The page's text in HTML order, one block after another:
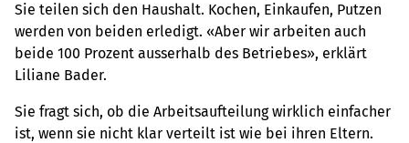
Sie teilen sich den Haushalt. Kochen, Einkaufen, Putzen
werden von beiden erledigt. «Aber wir arbeiten auch
beide 100 Prozent ausserhalb des Betriebes», erklärt
Liliane Bader.
Sie fragt sich, ob die Arbeitsaufteilung wirklich einfacher
ist, wenn sie nicht klar verteilt ist wie bei ihren Eltern.